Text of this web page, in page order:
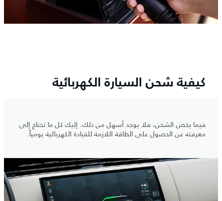
كيفية شحن السيارة الكهربائية
فيما يخص الشحن، فلا يوجد أسهل من ذلك. إليك كل ما تحتاج إلى
معرفته عن الحصول على الطاقة اللازمة للقيادة الكهربائية يومياً.